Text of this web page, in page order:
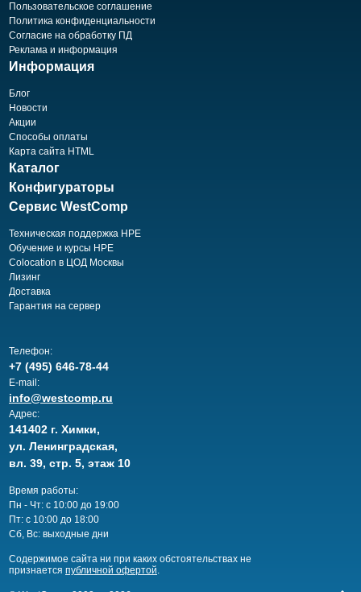
Пользовательское соглашение
Политика конфиденциальности
Согласие на обработку ПД
Реклама и информация
Информация
Блог
Новости
Акции
Способы оплаты
Карта сайта HTML
Каталог
Конфигураторы
Сервис WestComp
Техническая поддержка HPE
Обучение и курсы HPE
Colocation в ЦОД Москвы
Лизинг
Доставка
Гарантия на сервер
Телефон:
+7 (495) 646-78-44
E-mail:
info@westcomp.ru
Адрес:
141402 г. Химки,
ул. Ленинградская,
вл. 39, стр. 5, этаж 10
Время работы:
Пн - Чт: с 10:00 до 19:00
Пт: с 10:00 до 18:00
Сб, Вс: выходные дни
Cодержимое сайта ни при каких обстоятельствах не
признается публичной офертой.